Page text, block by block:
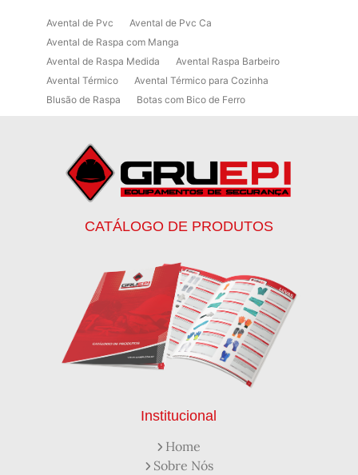
Avental de Pvc
Avental de Pvc Ca
Avental de Raspa com Manga
Avental de Raspa Medida
Avental Raspa Barbeiro
Avental Térmico
Avental Térmico para Cozinha
Blusão de Raspa
Botas com Bico de Ferro
Botinas
Botinas Bico de Ferro
Botinas de Segurança
Botinas de Trabalho
Botinas EPI
Botinas Masculinas para Trabalho
Calçados de Segurança
Calçados de Segurança Epi
Capacete de Segurança Ca
Capacete de Segurança Classe b
Capacetes de Proteção
Capacetes de Proteção EPI
Capacetes de Segurança
Capacetes EPI
Capa de Chuva Pvc Amarela C/ Forro e Capuz
Capa de Chuva Pvc Preta C/ Forro e Capuz
Como Protetor Solar Funciona
Creme Protetor da Pele
Creme Protetor para Pele
CATÁLOGO DE PRODUTOS
Institucional
Home
Sobre Nós